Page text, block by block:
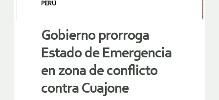
PERÚ
Gobierno prorroga
Estado de Emergencia
en zona de conflicto
contra Cuajone